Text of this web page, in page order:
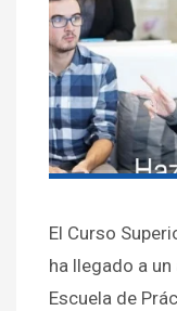
El Curso
ha llegado a
Escuela de